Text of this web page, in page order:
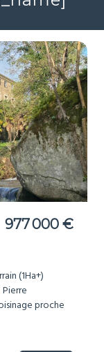
977 000 €
(1Ha+)
Pierre
proche